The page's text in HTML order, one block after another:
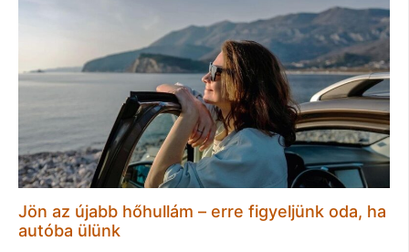
Jön az újabb hőhullám – erre figyeljünk oda, ha
autóba ülünk